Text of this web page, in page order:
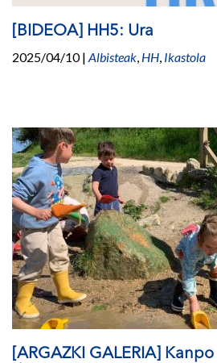
[BIDEOA] HH5: Ura
2025/04/10| Albisteak, HH, Ikastola
[ARGAZKI GALERIA]